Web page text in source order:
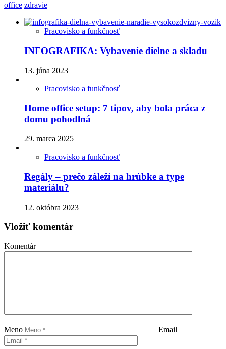
office zdravie
Pracovisko a funkčnosť
INFOGRAFIKA: Vybavenie dielne a skladu
13. júna 2023
Pracovisko a funkčnosť
Home office setup: 7 tipov, aby bola práca z
domu pohodlná
29. marca 2025
Pracovisko a funkčnosť
Regály – prečo záleží na hrúbke a type
materiálu?
12. októbra 2023
Vložiť komentár
Komentár
Meno Email